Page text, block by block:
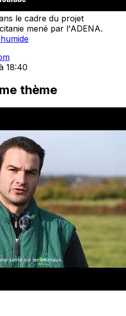
le cadre du projet
mené par l'ADENA.
18:40
thème